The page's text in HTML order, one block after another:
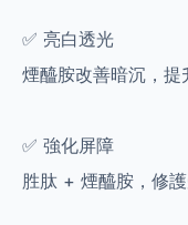
✅ 亮白透光
煙醯胺改善暗沉，提
✅ 強化屏障
胜肽 + 煙醯胺，修